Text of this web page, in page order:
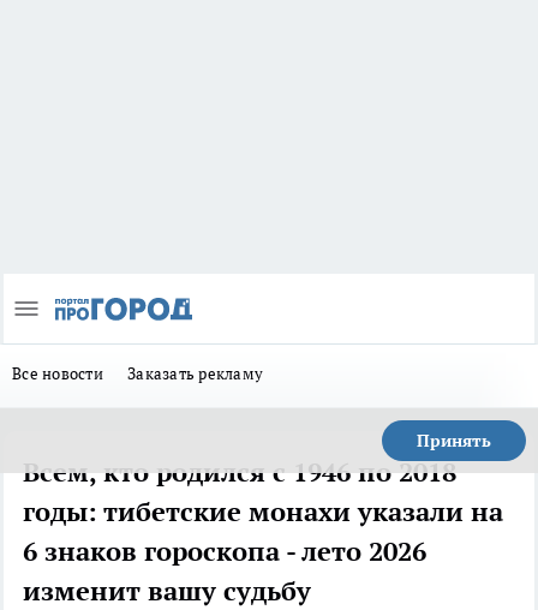
Все новости Заказать рекламу
Принять
Всем, кто родился с 1946 по 2018
годы: тибетские монахи указали на
6 знаков гороскопа - лето 2026
изменит вашу судьбу